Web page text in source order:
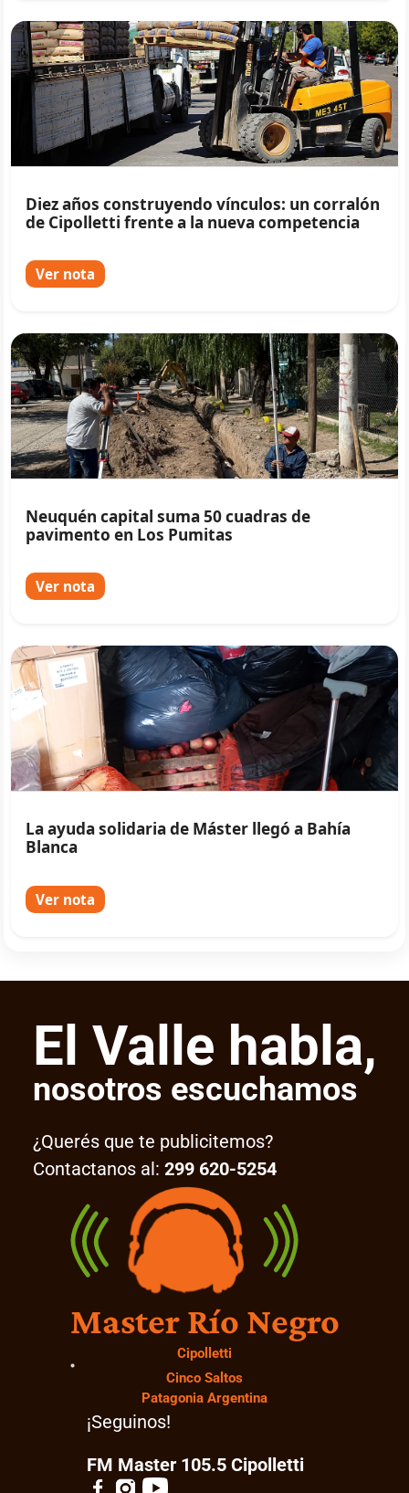
Diez años construyendo vínculos: un corralón
de Cipolletti frente a la nueva competencia
Ver nota
Neuquén capital suma 50 cuadras de
pavimento en Los Pumitas
Ver nota
La ayuda solidaria de Máster llegó a Bahía
Blanca
Ver nota
El Valle habla,
nosotros escuchamos
¿Querés que te publicitemos?
Contactanos al: 299 620-5254
Master Río Negro
Cipolletti
Cinco Saltos
Patagonia Argentina
¡Seguinos!
FM Master 105.5 Cipolletti